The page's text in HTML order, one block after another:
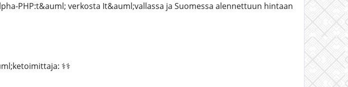
PHP:t&auml; verkosta It&auml;vallassa ja Suomessa alennettuun hintaan
⚕️⚕️